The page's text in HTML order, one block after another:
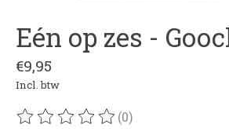
Eén op zes -
€9,95
Incl. btw
De beoordeling van dit product is
(0)